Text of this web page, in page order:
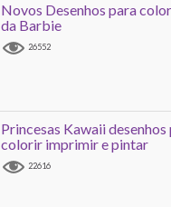
Novos Desenhos para
da Barbie
26552
Princesas Kawaii desenhos
colorir imprimir e pintar
22616